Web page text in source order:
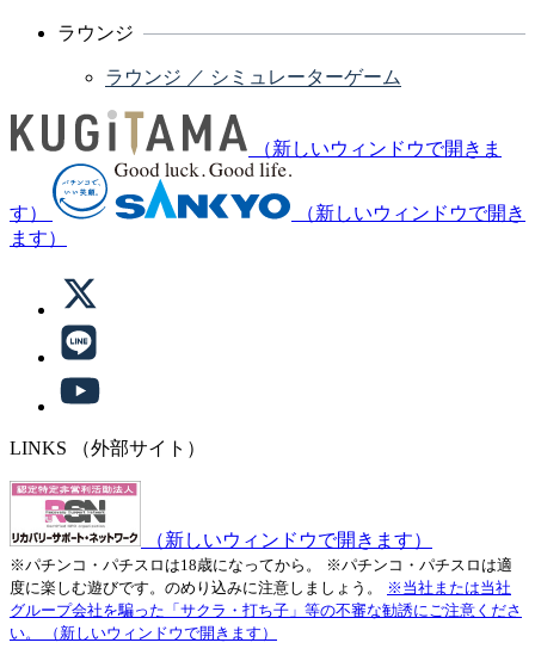
ラウンジ
ラウンジ ／ シミュレーターゲーム
（新しいウィンドウで開きま
す）
（新しいウィンドウで開き
ます）
LINKS （外部サイト）
（新しいウィンドウで開きます）
※パチンコ・パチスロは18歳になってから。
※パチンコ・パチスロは適
度に楽しむ遊びです。のめり込みに注意しましょう。
※当社または当社
グループ会社を騙った「サクラ・打ち子」等の不審な勧誘にご注意くださ
い。
（新しいウィンドウで開きます）